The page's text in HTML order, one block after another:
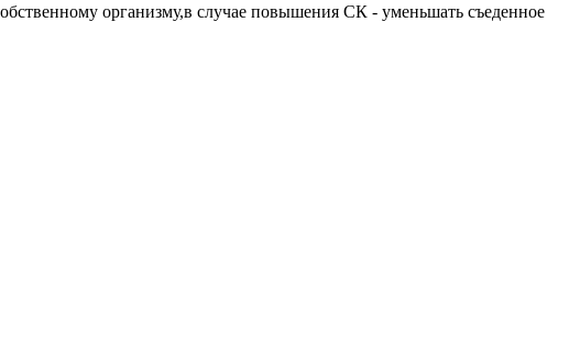
организму,в случае повышения СК - уменьшать съеденное